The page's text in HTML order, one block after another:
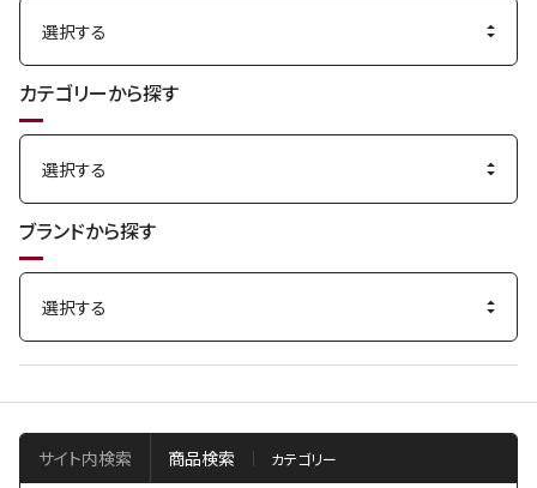
カテゴリーから探す
ブランドから探す
サイト内検索 商品検索